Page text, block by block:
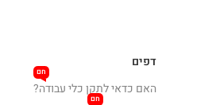
דפים
האם כדאי לתקן כלי עבודה?
חם
חם